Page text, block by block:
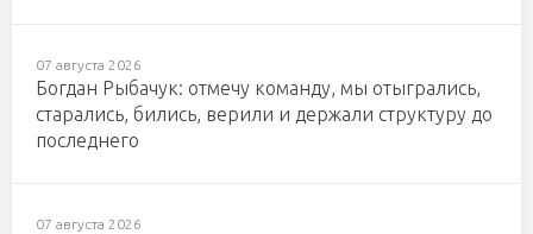
07 августа 2026
Богдан Рыбачук: отмечу команду, мы отыгрались,
старались, бились, верили и держали структуру до
последнего
07 августа 2026